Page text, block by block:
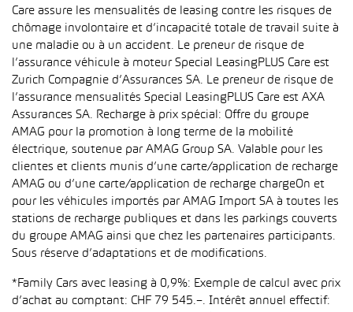
Care assure les mensualités de leasing contre les risques de
chômage involontaire et d’incapacité totale de travail suite à
une maladie ou à un accident. Le preneur de risque de
l’assurance véhicule à moteur Special LeasingPLUS Care est
Zurich Compagnie d’Assurances SA. Le preneur de risque de
l’assurance mensualités Special LeasingPLUS Care est AXA
Assurances SA. Recharge à prix spécial: Offre du groupe
AMAG pour la promotion à long terme de la mobilité
électrique, soutenue par AMAG Group SA. Valable pour les
clientes et clients munis d’une carte/application de recharge
AMAG ou d’une carte/application de recharge chargeOn et
pour les véhicules importés par AMAG Import SA à toutes les
stations de recharge publiques et dans les parkings couverts
du groupe AMAG ainsi que chez les partenaires participants.
Sous réserve d’adaptations et de modifications.
*Family Cars avec leasing à 0,9%: Exemple de calcul avec prix
d’achat au comptant: CHF 79 545.–. Intérêt annuel effectif: